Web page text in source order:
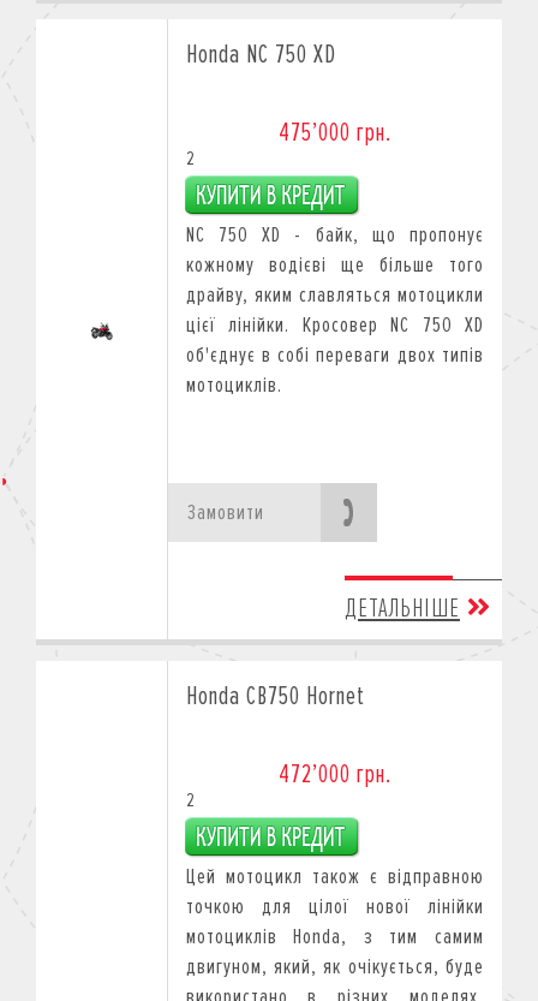
Honda NC 750 XD
475’000 грн.
2
NC 750 XD - байк, що пропонує
кожному водієві ще більше того
драйву, яким славляться мотоцикли
цієї лінійки. Кросовер NC 750 XD
об'єднує в собі переваги двох типів
мотоциклів.
Замовити
ДЕТАЛЬНІШЕ
Honda CB750 Hornet
472’000 грн.
2
Цей мотоцикл також є відправною
точкою для цілої нової лінійки
мотоциклів Honda, з тим самим
двигуном, який, як очікується, буде